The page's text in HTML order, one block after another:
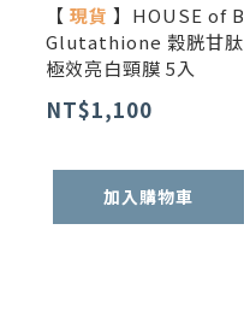
【 現貨 】HOUSE of B
Glutathione 穀胱甘肽
極效亮白頸膜 5入
NT$1,100
加入購物車